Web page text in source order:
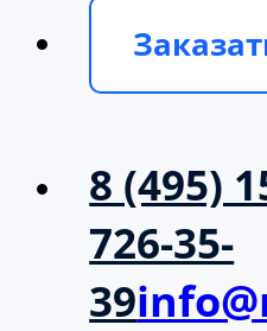
8 (495)
726-35-
39